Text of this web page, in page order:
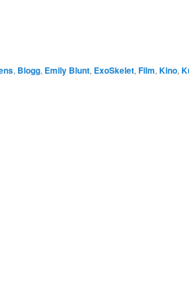
, Blogg, Emily Blunt, ExoSkelet, Film, Kino,